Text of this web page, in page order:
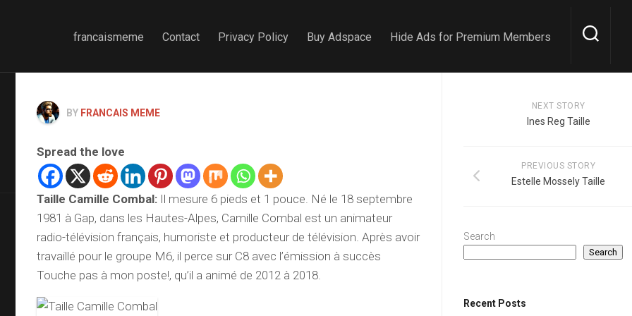
francaismeme Contact Privacy Policy Buy Adspace Hide Ads for Premium Members
BY FRANCAIS MEME
Spread the love
Taille Camille Combal: Il mesure 6 pieds et 1 pouce. Né le 18 septembre
1981 à Gap, dans les Hautes-Alpes, Camille Combal est un animateur
radio-télévision français, humoriste et producteur de télévision. Après avoir
travaillé pour le groupe M6, il perce sur C8 avec l’émission à succès
Touche pas à mon poste!, qu’il a animé de 2012 à 2018.
NEXT STORY
Ines Reg Taille
PREVIOUS STORY
Estelle Mossely Taille
Search
Search
Recent Posts